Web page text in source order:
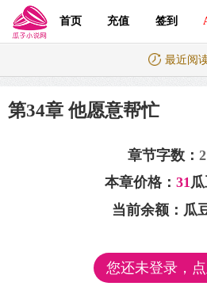
首页 充值 签到
最近阅
第34章 他愿意帮忙
章节字数：
本章价格： 31
当前余额： 瓜
您还未登录，